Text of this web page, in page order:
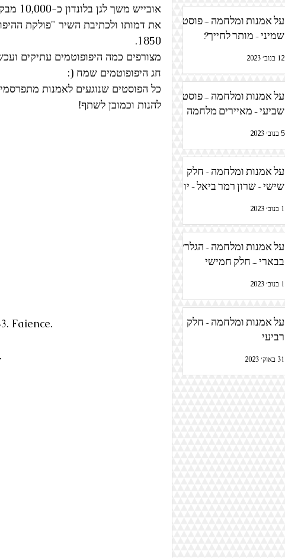
את דמותו ולכתיבת השיר "פולקת
1850.
מצורפים כמה היפופוטמים עתיקים
חג היפופוטמים שמח (:
כל הפוסטים שנוגעים לאמנות
להנות וכמובן לשתף!
Faience.
על אמנות ומלחמה – פוסט
שמיני - מותר לחייך?
12 בנוב׳ 2023
על אמנות ומלחמה – פוסט
שביעי - מאיירים מלחמה
5 בנוב׳ 2023
על אמנות ומלחמה - חלק
שישי - שרון רמר ביאל - יומן
1 בנוב׳ 2023
על אמנות ומלחמה - הגלריה
בבארי – חלק חמישי
1 בנוב׳ 2023
על אמנות ומלחמה - חלק
רביעי
31 באוק׳ 2023